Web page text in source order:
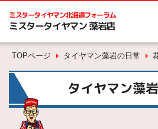
ミスタータイヤマン北海道フォーラム
ミスタータイヤマン 藻岩店
TOPページ タイヤマン藻岩の日常
タイヤマン藻